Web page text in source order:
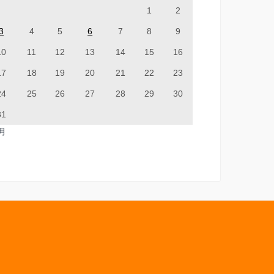
1 2
4 5 6 7 8 9
11 12 13 14 15 16
18 19 20 21 22 23
25 26 27 28 29 30